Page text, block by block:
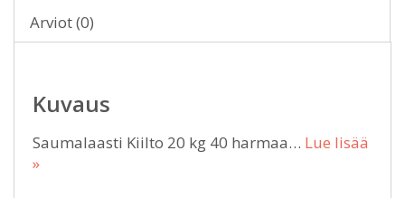
Arviot (0)
Kuvaus
Saumalaasti Kiilto 20 kg 40 harmaa… Lue lisää
»